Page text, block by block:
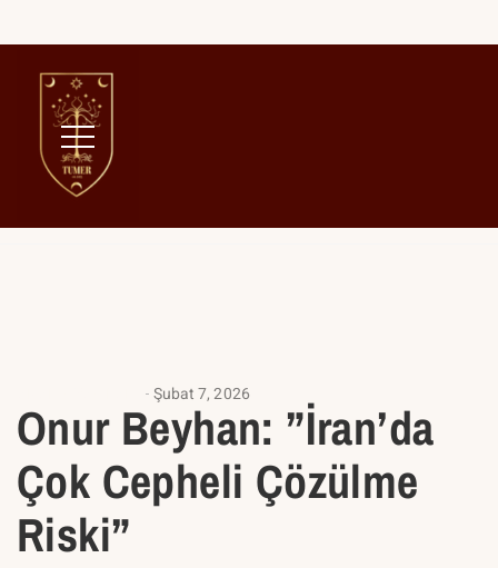
Şubat 7, 2026
Onur Beyhan: ”İran’da
Çok Cepheli Çözülme
Riski”